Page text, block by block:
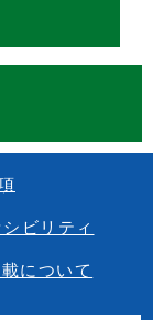
ビリティ
について